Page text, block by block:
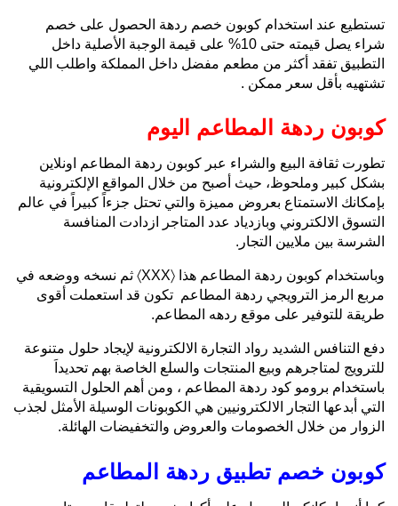
تستطيع عند استخدام كوبون خصم ردهة الحصول على خصم
شراء يصل قيمته حتى 10% على قيمة الوجبة الأصلية داخل
التطبيق تفقد أكثر من مطعم مفضل داخل المملكة واطلب اللي
تشتهيه بأقل سعر ممكن .
كوبون ردهة المطاعم اليوم
تطورت ثقافة البيع والشراء عبر كوبون ردهة المطاعم اونلاين
بشكل كبير وملحوظ، حيث أصبح من خلال المواقع الإلكترونية
بإمكانك الاستمتاع بعروض مميزة والتي تحتل جزءاً كبيراً في عالم
التسوق الالكتروني وبازدياد عدد المتاجر ازدادت المنافسة
الشرسة بين ملايين التجار.
وباستخدام كوبون ردهة المطاعم هذا 〈XXX〉 ثم نسخه ووضعه في
مربع الرمز الترويجي ردهة المطاعم تكون قد استعملت أقوى
طريقة للتوفير على موقع ردهه المطاعم.
دفع التنافس الشديد رواد التجارة الالكترونية لإيجاد حلول متنوعة
للترويج لمتاجرهم وبيع المنتجات والسلع الخاصة بهم تحديداَ
باستخدام برومو كود ردهة المطاعم ، ومن أهم الحلول التسويقية
التي أبدعها التجار الالكترونيين هي الكوبونات الوسيلة الأمثل لجذب
الزوار من خلال الخصومات والعروض والتخفيضات الهائلة.
كوبون خصم تطبيق ردهة المطاعم